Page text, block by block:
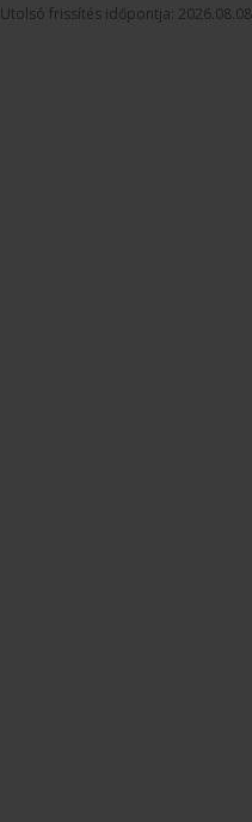
Utolsó frissítés időpontja: 2026.08.08